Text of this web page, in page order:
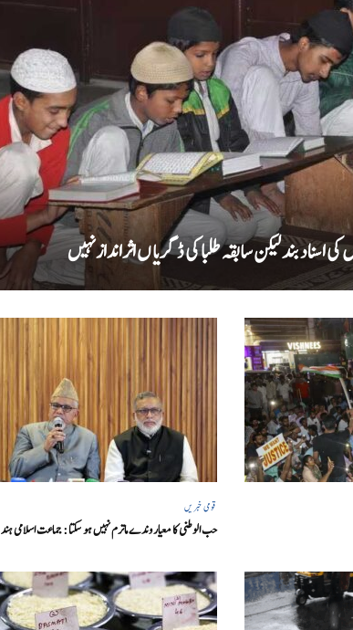
بند لیکن سابقہ طلبا کی ڈگریا ں اثرانداز نہیں
قومی خبریں
حب الوطنی کا معیار وندے ماترم نہیں ہو سکتا : جماعت اسلامی ہند